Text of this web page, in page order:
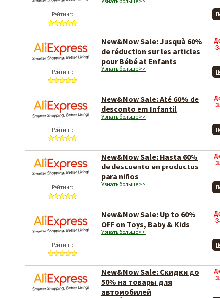
Рейтинг:
Рейтинг:
New&Now Sale: Jusquà 60%
de réduction sur les articles
pour Bébé at Enfants
Узнать больше >>
Рейтинг:
New&Now Sale: Até 60% de
desconto em Infantil
Узнать больше >>
Рейтинг:
New&Now Sale: Hasta 60%
de descuento en productos
para niños
Узнать больше >>
Рейтинг:
New&Now Sale: Up to 60%
OFF on Toys, Baby & Kids
Узнать больше >>
New&Now Sale: Скидки до
50% на товары для
автомобилей